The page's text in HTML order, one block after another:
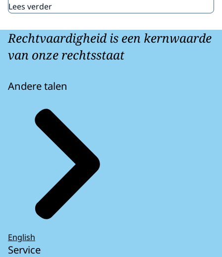
Lees verder
Rechtvaardigheid is een kernwaarde
van onze rechtsstaat
Andere talen
English
Service